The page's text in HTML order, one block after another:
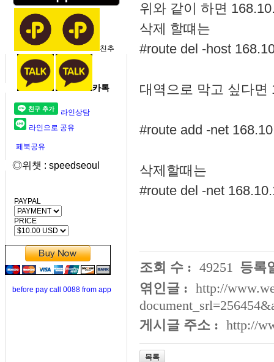
친추
카톡
라인상담
라인으로 공유
페북공유
◎위챗 : speedseoul
PAYPAL
PRICE
before pay call 0088 from app
위와 같이 하면
삭제 할떄는
#route del -host
대역으로 막고 싶다면
#route add -net
삭제할때는
#route del -net
조회 수 : 49251 등록
엮인글 : http://
게시글 주소 : http://
목록